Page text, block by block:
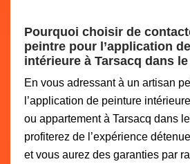
Pourquoi choisir de
peintre pour l’application
intérieure à Tarsacq dans le
En vous adressant à un artisan
l’application de peinture
ou appartement à Tarsacq dans
profiterez de l’expérience
et vous aurez des garanties par